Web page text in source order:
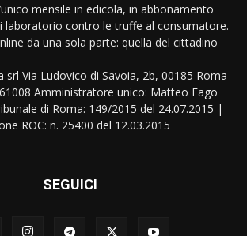
mensile in edicola, in abbonamento
laboratorio contro le truffe al consumatore.
da una sola parte: quella del cittadino
srl Via Ludovico di Savoia, 2b, 00185 Roma
Amministratore unico: Matteo Fago
di Roma: 149/2015 del 24.07.2015 |
ROC: n. 25400 del 12.03.2015
SEGUICI